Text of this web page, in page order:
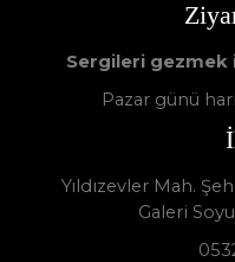
Sergileri gezmek
Pazar günü
Yıldızevler Mah.
Galeri